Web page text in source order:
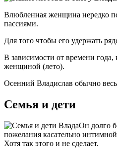
Влюбленная женщина нередко
пассиями.
Для того чтобы его удержать
В зависимости от времени
женщиной (лето).
Осенний Владислав обычно
Семья и дети
Он долго
пожелания касательно
Хотя так этого и не сделает.